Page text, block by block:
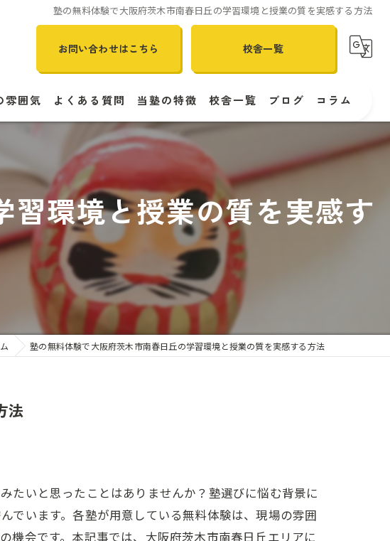
塾の無料体験で大阪府茨木市南春日丘の学習環境と授業の質を実感する方法
お問い合わせはこちら 校舎一覧
雰囲気 よくある質問 当塾の特徴
個別指導
体験
受験対策
定期テスト
南春日丘の塾
校舎一覧
ITTO個別指導学院 南春日丘校
ITTO個別指導学院 伊丹昆陽校
ITTO個別指導学院 伊丹南野校
ITTO個別指導学院 大阪西淀川大和田校
ブログ コラム
環境と授業の質を実感す
塾の無料体験で大阪府茨木市南春日丘の学習環境と授業の質を実感する方法
法
たいと思ったことはありませんか？塾選びに悩む背景に
でいます。各塾が用意している無料体験は、現場の雰囲
機会です。本記事では、大阪府茨木市南春日丘エリアに